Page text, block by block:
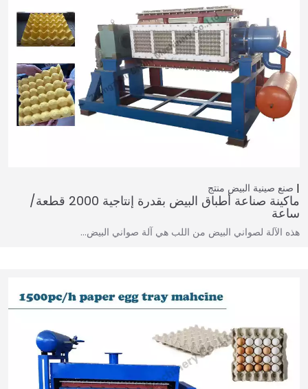
صنع صينية البيض منتج
ماكينة صناعة أطباق البيض بقدرة إنتاجية 2000 قطعة/
ساعة
هذه الآلة لصواني البيض من اللب هي آلة صواني البيض…